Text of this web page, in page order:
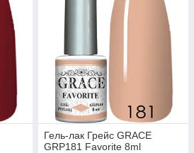
Гель-лак Грейс GRACE
GRP181 Favorite 8ml